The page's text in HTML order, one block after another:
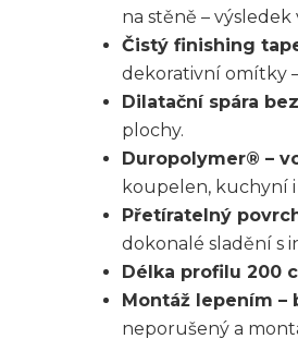
na stěně –
Čistý finishing
dekorativní omítky
Dilatační spára
plochy.
Duropolymer® –
koupelen, kuchyní
Přetíratelný
dokonalé sladění s
Délka profilu 200
Montáž lepením –
neporušený a